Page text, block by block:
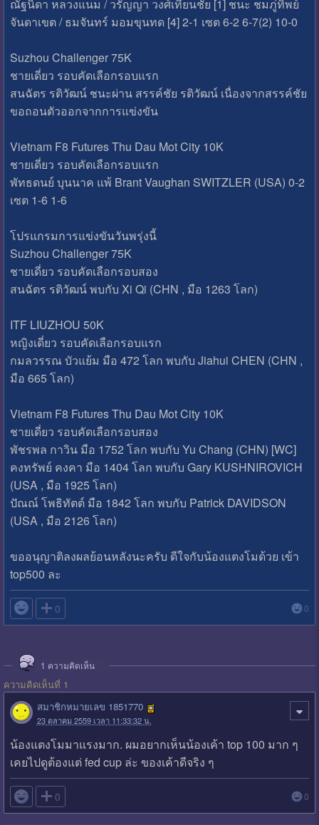
ณัฐนิดา หลวงแนม / วรัญญา วงศ์เทียนชัย [1] ชนะ ชมภู่ทิพย์
จันดาเขต / ธมจันทร์ มอมขุนทด [4] 2-1 เซต 6-2 6-7(2) 10-0
Suzhou Challenger 75K
ชายเดี่ยว รอบคัดเลือกรอบแรก
สนฉัตร รติวัฒน์ ชนะผ่าน สรรค์ชัย รติวัฒน์ เนื่องจากสรรค์ชัย
ขอถอนตัวออกจากการแข่งขัน
Vietnam F8 Futures Thu Dau Mot City 10K
ชายเดี่ยว รอบคัดเลือกรอบแรก
พัทธดนย์ บุนนาค แพ้ Brant Vaughan SWITZLER (USA) 0-2
เซต 1-6 1-6
โปรแกรมการแข่งขันวันพรุ่งนี้
Suzhou Challenger 75K
ชายเดี่ยว รอบคัดเลือกรอบสอง
สนฉัตร รติวัฒน์ พบกับ Xi Qi (CHN , มือ 1263 โลก)
ITF LIUZHOU 50K
หญิงเดี่ยว รอบคัดเลือกรอบแรก
กมลวรรณ บัวแย้ม มือ 472 โลก พบกับ Jiahui CHEN (CHN ,
มือ 665 โลก)
Vietnam F8 Futures Thu Dau Mot City 10K
ชายเดี่ยว รอบคัดเลือกรอบสอง
พัชรพล กาวิน มือ 1752 โลก พบกับ Yu Chang (CHN) [WC]
คงทรัพย์ คงคา มือ 1404 โลก พบกับ Gary KUSHNIROVICH
(USA , มือ 1925 โลก)
ปัณณ์ โพธิทัตต์ มือ 1842 โลก พบกับ Patrick DAVIDSON
(USA , มือ 2126 โลก)
ขออนุญาติลงผลย้อนหลังนะครับ ดีใจกับน้องแตงโมด้วย เข้า
top500 ละ
 0 0
1 ความคิดเห็น
ความคิดเห็นที่ 1
สมาชิกหมายเลข 1851770
23 ตุลาคม 2559 เวลา 11:33:32 น.
น้องแตงโมมาแรงมาก. ผมอยากเห็นน้องเค้า top 100 มาก ๆ
เคยไปดูต้องแต่ fed cup ล่ะ ของเค้าดีจริง ๆ
 0 0